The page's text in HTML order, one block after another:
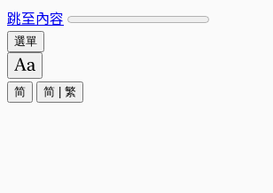
跳至內容
選單
简 简 繁